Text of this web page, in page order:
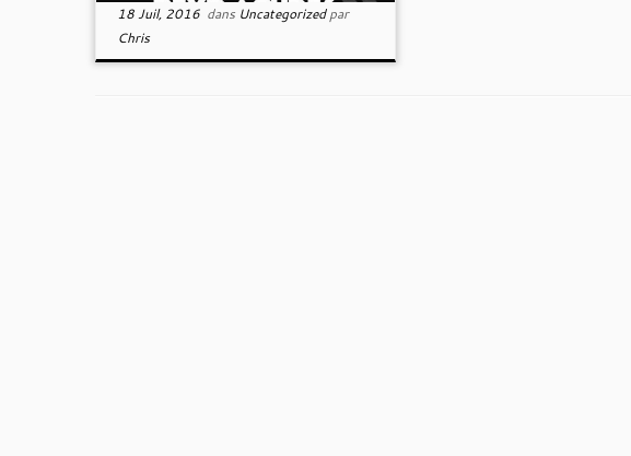
18 Juil, 2016 dans Uncategorizedpar
Chris